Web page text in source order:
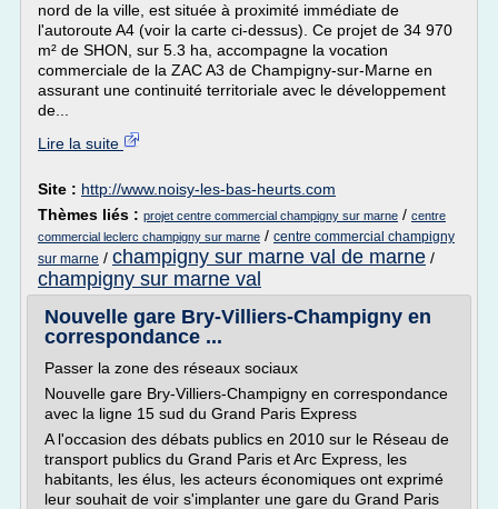
nord de la ville, est située à proximité immédiate de
l'autoroute A4 (voir la carte ci-dessus). Ce projet de 34 970
m² de SHON, sur 5.3 ha, accompagne la vocation
commerciale de la ZAC A3 de Champigny-sur-Marne en
assurant une continuité territoriale avec le développement
de...
Lire la suite
Site : http://www.noisy-les-bas-heurts.com
Thèmes liés : projet centre commercial champigny sur marne / centre
commercial leclerc champigny sur marne / centre commercial champigny
sur marne / champigny sur marne val de marne /
champigny sur marne val
Nouvelle gare Bry-Villiers-Champigny en
correspondance ...
Passer la zone des réseaux sociaux
Nouvelle gare Bry-Villiers-Champigny en correspondance
avec la ligne 15 sud du Grand Paris Express
A l'occasion des débats publics en 2010 sur le Réseau de
transport publics du Grand Paris et Arc Express, les
habitants, les élus, les acteurs économiques ont exprimé
leur souhait de voir s'implanter une gare du Grand Paris